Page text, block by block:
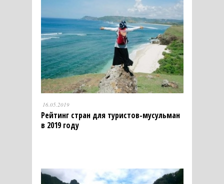
16.05.2019
Рейтинг стран для туристов-мусульман
в 2019 году